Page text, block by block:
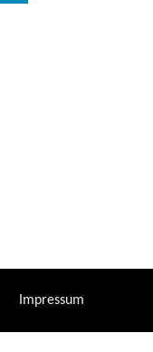
Impressum